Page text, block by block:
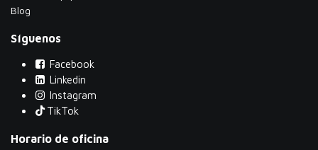
Blog
Síguenos
Facebook
Linkedin
Instagram
TikTok
Horario de oficina